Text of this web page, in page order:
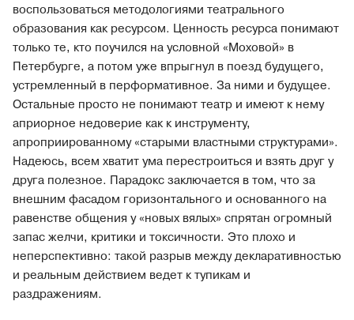
воспользоваться методологиями театрального
образования как ресурсом. Ценность ресурса понимают
только те, кто поучился на условной «Моховой» в
Петербурге, а потом уже впрыгнул в поезд будущего,
устремленный в перформативное. За ними и будущее.
Остальные просто не понимают театр и имеют к нему
априорное недоверие как к инструменту,
апроприированному «старыми властными структурами».
Надеюсь, всем хватит ума перестроиться и взять друг у
друга полезное. Парадокс заключается в том, что за
внешним фасадом горизонтального и основанного на
равенстве общения у «новых вялых» спрятан огромный
запас желчи, критики и токсичности. Это плохо и
неперспективно: такой разрыв между декларативностью
и реальным действием ведет к тупикам и
раздражениям.